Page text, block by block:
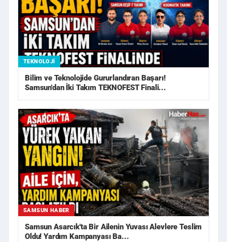
TEKNOLOJI
Bilim ve Teknolojide Gururlandıran Başarı!
Samsun'dan İki Takım TEKNOFEST Finali...
SAMSUN HABER
Samsun Asarcık'ta Bir Ailenin Yuvası Alevlere Teslim
Oldu! Yardım Kampanyası Ba...